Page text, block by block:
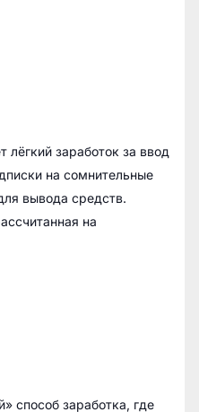
лёгкий заработок за ввод
на сомнительные
вывода средств.
на
способ заработка, где